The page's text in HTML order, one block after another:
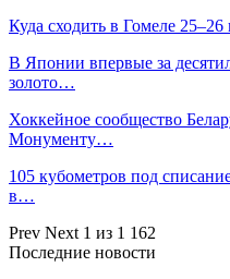
Куда сходить в Гомеле
В Японии впервые за
золото…
Хоккейное сообщество
Монументу…
105 кубометров под
в…
Prev Next 1 из 1 162
Последние новости